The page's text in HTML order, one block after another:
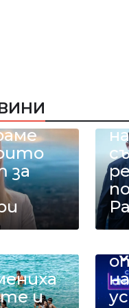
В
за
и